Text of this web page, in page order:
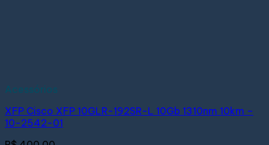
Acessórios
XFP Cisco XFP 10GLR-192SR-L 10Gb 1310nm 10km –
10-2542-01